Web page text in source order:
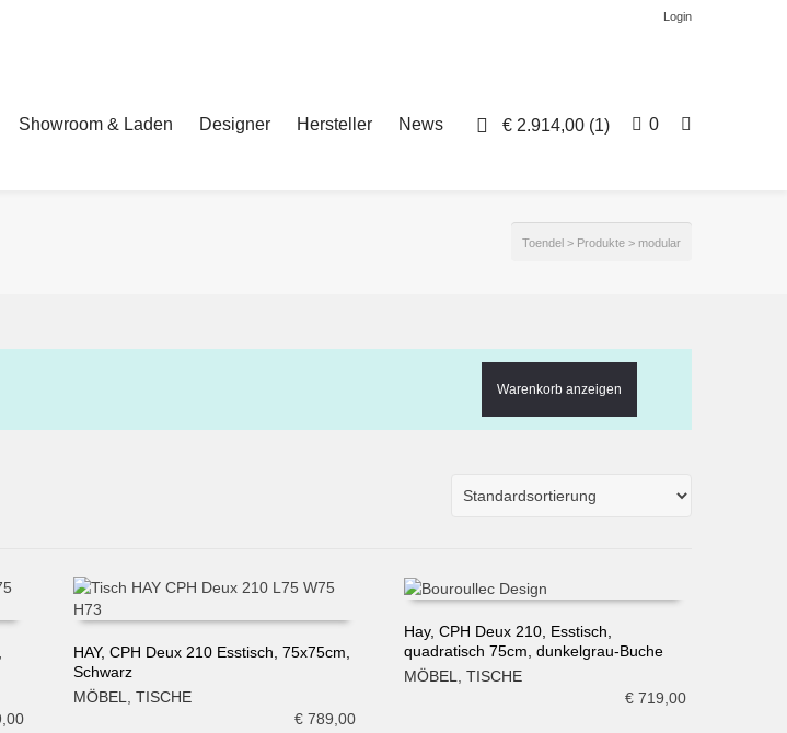
Login
€ 2.914,00 (1) 0
Showroom & Laden Designer Hersteller News
Toendel > Produkte > modular
Warenkorb anzeigen
IN DEN WARENKORB
HAY, CPH Deux 210 Esstisch, 75x75cm,
Schwarz
MÖBEL
TISCHE
€789,00
IN DEN WARENKORB
Hay, CPH Deux 210, Esstisch,
quadratisch 75cm, dunkelgrau-Buche
MÖBEL,TISCHE
€ 719,00